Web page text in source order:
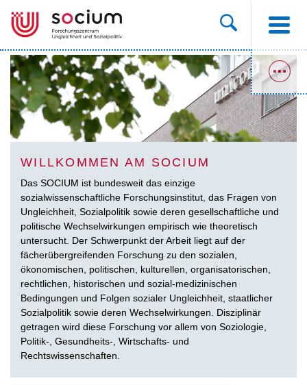
WILLKOMMEN AM SOCIUM
Das SOCIUM ist bundesweit das einzige
sozialwissenschaftliche Forschungsinstitut, das Fragen von
Ungleichheit, Sozialpolitik sowie deren gesellschaftliche und
politische Wechselwirkungen empirisch wie theoretisch
untersucht. Der Schwerpunkt der Arbeit liegt auf der
fächerübergreifenden Forschung zu den sozialen,
ökonomischen, politischen, kulturellen, organisatorischen,
rechtlichen, historischen und sozial-medizinischen
Bedingungen und Folgen sozialer Ungleichheit, staatlicher
Sozialpolitik sowie deren Wechselwirkungen. Disziplinär
getragen wird diese Forschung vor allem von Soziologie,
Politik-, Gesundheits-, Wirtschafts- und
Rechtswissenschaften.